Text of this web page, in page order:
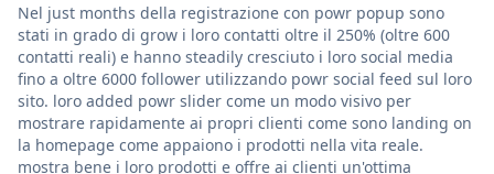
Nel just months della registrazione con powr popup sono
stati in grado di grow i loro contatti oltre il 250% (oltre 600
contatti reali) e hanno steadily cresciuto i loro social media
fino a oltre 6000 follower utilizzando powr social feed sul loro
sito. loro added powr slider come un modo visivo per
mostrare rapidamente ai propri clienti come sono landing on
la homepage come appaiono i prodotti nella vita reale.
mostra bene i loro prodotti e offre ai clienti un'ottima